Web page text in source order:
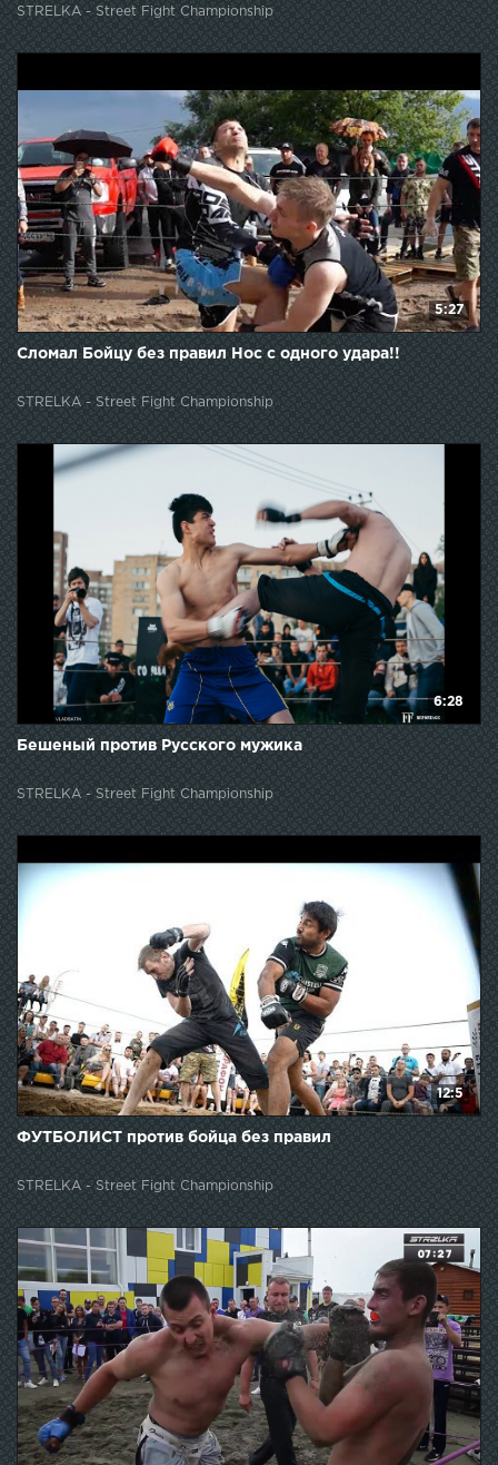
STRELKA - Street Fight Championship
5:27
Сломал Бойцу без правил Нос с одного удара!!
STRELKA - Street Fight Championship
6:28
Бешеный против Русского мужика
STRELKA - Street Fight Championship
12:5
ФУТБОЛИСТ против бойца без правил
STRELKA - Street Fight Championship